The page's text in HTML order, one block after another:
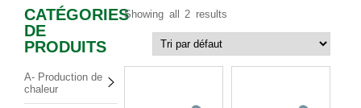
CATÉGORIES
DE
PRODUITS
A- Production de
chaleur
Showing all 2 results